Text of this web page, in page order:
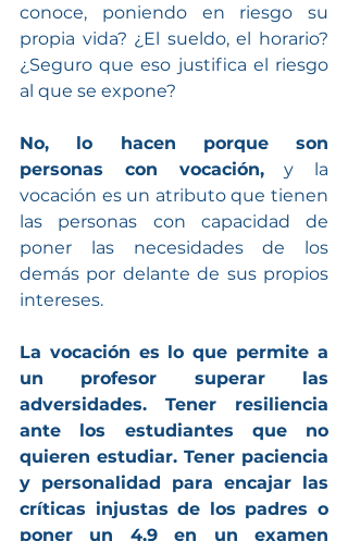
conoce, poniendo en riesgo su
propia vida? ¿El sueldo, el horario?
¿Seguro que eso justifica el riesgo
al que se expone?
No, lo hacen porque son
personas con vocación, y la
vocación es un atributo que tienen
las personas con capacidad de
poner las necesidades de los
demás por delante de sus propios
intereses.
La vocación es lo que permite a
un profesor superar las
adversidades. Tener resiliencia
ante los estudiantes que no
quieren estudiar. Tener paciencia
y personalidad para encajar las
críticas injustas de los padres o
poner un 4,9 en un examen